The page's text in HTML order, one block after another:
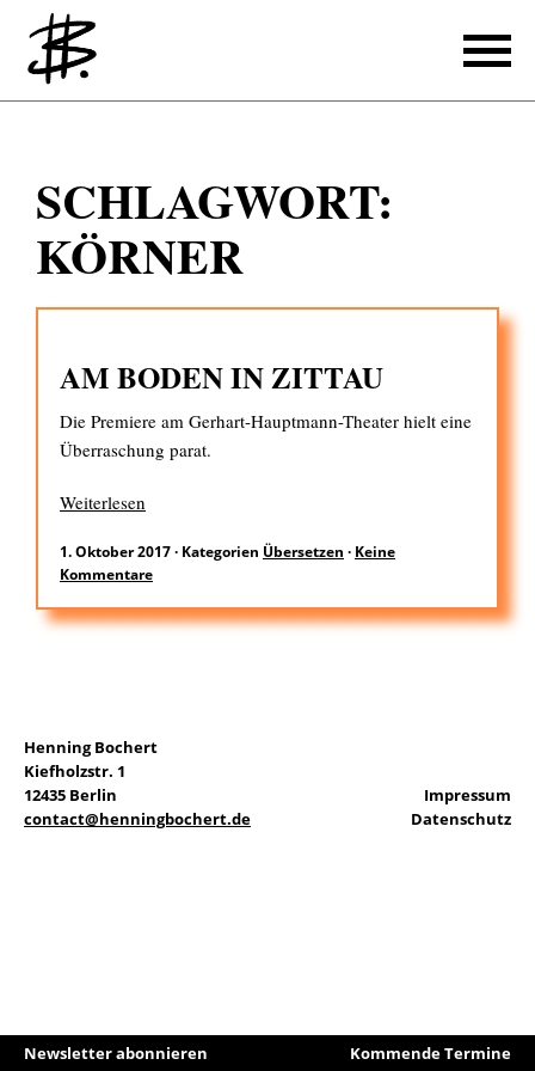
Schreiben
Referenzen
Produzieren
Übersetzen
Referenzen
EN
nach:
SCHLAGWORT:
KÖRNER
AM BODEN IN ZITTAU
Die Premiere am Gerhart-Hauptmann-Theater hielt eine
Überraschung parat.
Weiterlesen
1. Oktober 2017· Kategorien Übersetzen · Keine
Kommentare
Henning Bochert
Kiefholzstr. 1
12435 Berlin
contact@henningbochert.de
Impressum
Datenschutz
Newsletter abonnieren Kommende Termine